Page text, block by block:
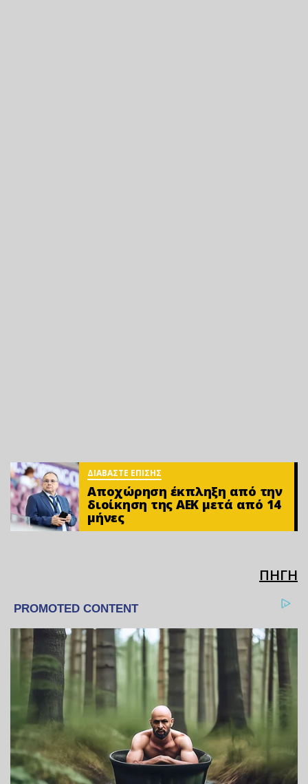
ΔΙΑΒΑΣΤΕ ΕΠΙΣΗΣ
Αποχώρηση έκπληξη από την
διοίκηση της ΑΕΚ μετά από 14
μήνες
ΠΗΓΗ